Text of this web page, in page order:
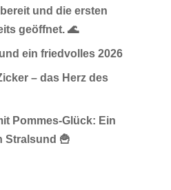
und die ersten
geöffnet. 🌊
ein friedvolles 2026
– das Herz des
Pommes-Glück: Ein
Stralsund 🍟